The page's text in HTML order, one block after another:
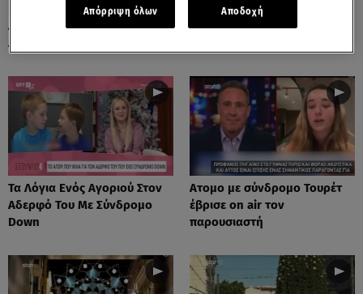
Παίζει Ντραμς Και Τους
Αφήνει Όλους Με Το Στόμα
Ανοιχτό
Στα Λευκά Γαλλία Και
Κωνσταντινούπολη
Τα Λόγια Ενός Αγοριού Στον
Αδερφό Του Με Σύνδρομο
Down
Ατομο με σύνδρομο Τουρέτ
έβρισε on air τον
παρουσιαστή
Απόρριψη όλων Αποδοχή